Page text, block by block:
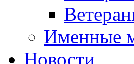
Именные
Новости